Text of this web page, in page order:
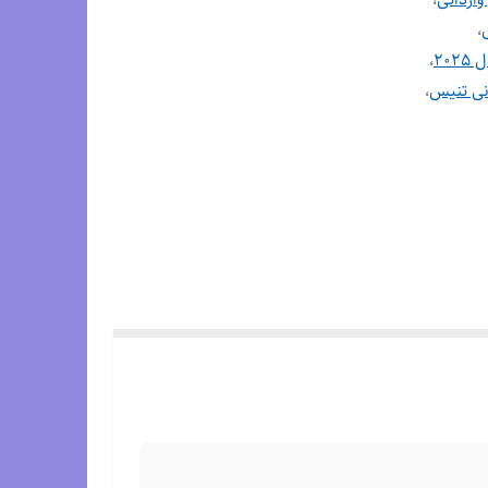
،
،
تنیس،